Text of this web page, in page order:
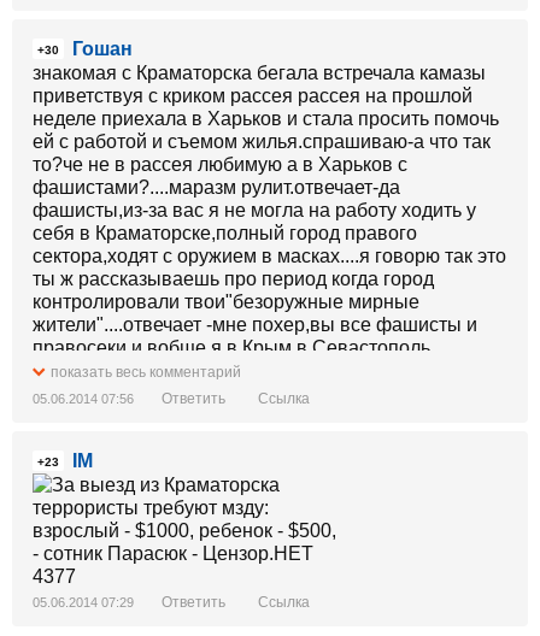
+30
Гошан
знакомая с Краматорска бегала встречала камазы
приветствуя с криком рассея рассея на прошлой
неделе приехала в Харьков и стала просить помочь
ей с работой и съемом жилья.спрашиваю-а что так
то?че не в рассея любимую а в Харьков с
фашистами?....маразм рулит.отвечает-да
фашисты,из-за вас я не могла на работу ходить у
себя в Краматорске,полный город правого
сектора,ходят с оружием в масках....я говорю так это
ты ж рассказываешь про период когда город
контролировали твои"безоружные мирные
жители"....отвечает -мне похер,вы все фашисты и
правосеки и вобще я в Крым в Севастополь
перееду с мужем и ребенком как беженцы.по
телевизору сказали что там беженцам с Украины
показать весь комментарий
05.06.2014 07:56 Ответить Ссылка
+23 IM
05.06.2014 07:29 Ответить Ссылка